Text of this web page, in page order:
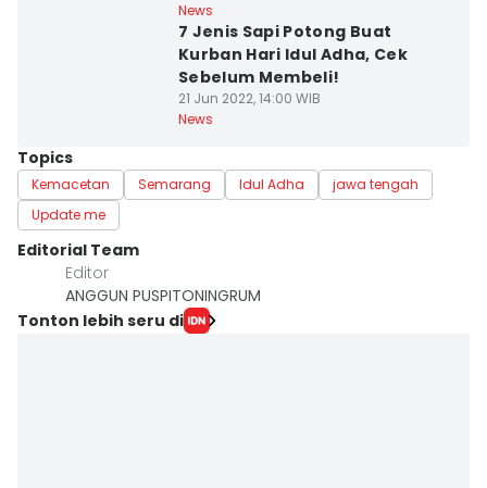
News
7 Jenis Sapi Potong Buat
Kurban Hari Idul Adha, Cek
Sebelum Membeli!
21 Jun 2022, 14:00 WIB
News
Topics
Kemacetan Semarang Idul Adha
jawa tengah
Update me
Editorial Team
Editor
ANGGUN PUSPITONINGRUM
Tonton lebih seru di